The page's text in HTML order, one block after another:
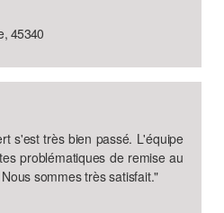
45340
s'est très bien passé. L'équipe
problématiques de remise au
sommes très satisfait."